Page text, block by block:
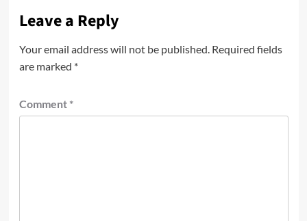
Leave a Reply
Your email address will not be published. Required fields
are marked *
Comment *